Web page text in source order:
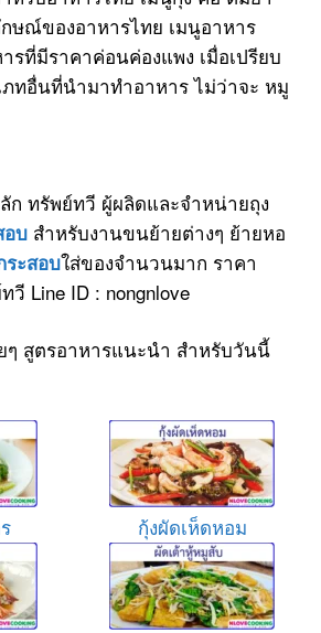
กษณ์ของอาหารไทย เมนูอาหาร
รที่มีราคาค่อนค่องแพง เมื่อเปรียบ
ภทอื่นที่นำมาทำอาหาร ไม่ว่าจะ หมู
ทรัพย์ทวี ผู้ผลิดและจำหน่ายถุง
อบสำหรับงานขนย้ายต่างๆ ย้ายหอ
ระสอบใส่ของจำนวนมาก ราคา
Line ID : nongnlove
ๆ สูตรอาหารแนะนำ สำหรับวันนี้
กุ้งผัดเห็ดหอม